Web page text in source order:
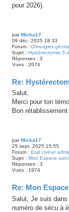
pour 2026).
parMicka17
09 déc. 2025 18:33
Forum : Chirurgies
Sujet : Hystérectomie 5
Réponses : 3
Vues : 2074
Re:
Salut,
Merci pour ton
Bon
parMicka17
25 sept. 2025 15:55
Forum : État civil et
Sujet : Mon Espace
Réponses : 3
Vues : 1974
Re: Mon
Salut, Je suis
numéro de sécu à